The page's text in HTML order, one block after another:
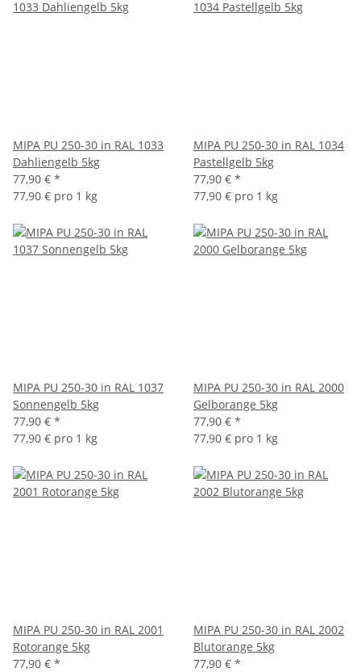
MIPA PU 250-30 in RAL 1033
Dahliengelb 5kg
77,90 € *
77,90 € pro 1 kg
MIPA PU 250-30 in RAL 1034
Pastellgelb 5kg
77,90 € *
77,90 € pro 1 kg
MIPA PU 250-30 in RAL 1037
Sonnengelb 5kg
77,90 € *
77,90 € pro 1 kg
MIPA PU 250-30 in RAL 2000
Gelborange 5kg
77,90 € *
77,90 € pro 1 kg
MIPA PU 250-30 in RAL 2001
Rotorange 5kg
77,90 € *
MIPA PU 250-30 in RAL 2002
Blutorange 5kg
77,90 € *